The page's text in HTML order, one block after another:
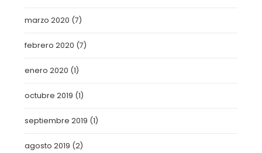
marzo 2020 (7)
febrero 2020 (7)
enero 2020 (1)
octubre 2019 (1)
septiembre 2019 (1)
agosto 2019 (2)